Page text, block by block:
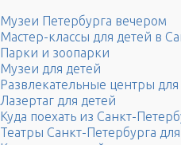
Музеи Петербурга вечером
Мастер-классы для детей в
Парки и зоопарки
Музеи для детей
Развлекательные центры
Лазертаг для детей
Куда поехать из Санкт-
Театры Санкт-Петербурга